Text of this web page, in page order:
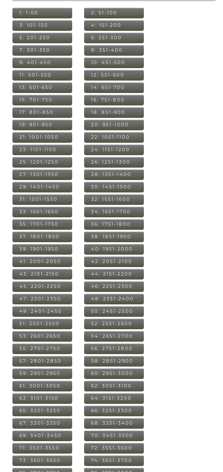
1: 1-50 2: 51-100
3: 101-150 4: 151-200
5: 201-250 6: 251-300
7: 301-350 8: 351-400
9: 401-450 10: 451-500
11: 501-550 12: 551-600
13: 601-650 14: 651-700
15: 701-750 16: 751-800
17: 801-850 18: 851-900
19: 901-950 20: 951-1000
21: 1001-1050 22: 1051-1100
23: 1101-1150 24: 1151-1200
25: 1201-1250 26: 1251-1300
27: 1301-1350 28: 1351-1400
29: 1401-1450 30: 1451-1500
31: 1501-1550 32: 1551-1600
33: 1601-1650 34: 1651-1700
35: 1701-1750 36: 1751-1800
37: 1801-1850 38: 1851-1900
39: 1901-1950 40: 1951-2000
41: 2001-2050 42: 2051-2100
43: 2101-2150 44: 2151-2200
45: 2201-2250 46: 2251-2300
47: 2301-2350 48: 2351-2400
49: 2401-2450 50: 2451-2500
51: 2501-2550 52: 2551-2600
53: 2601-2650 54: 2651-2700
55: 2701-2750 56: 2751-2800
57: 2801-2850 58: 2851-2900
59: 2901-2950 60: 2951-3000
61: 3001-3050 62: 3051-3100
63: 3101-3150 64: 3151-3200
65: 3201-3250 66: 3251-3300
67: 3301-3350 68: 3351-3400
69: 3401-3450 70: 3451-3500
71: 3501-3550 72: 3551-3600
73: 3601-3650 74: 3651-3700